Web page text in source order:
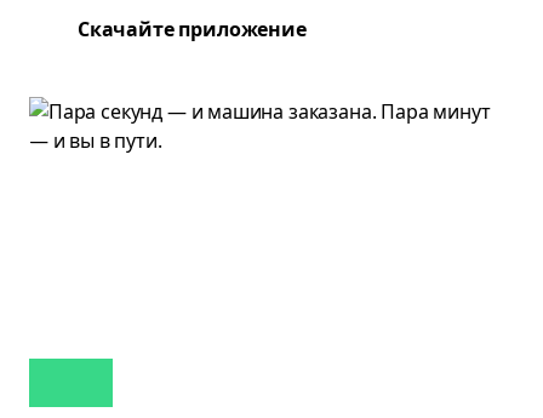
Скачайте приложение